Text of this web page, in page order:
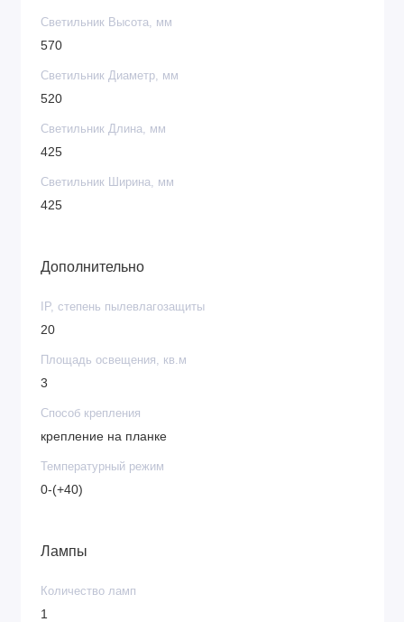
Светильник Высота, мм
570
Светильник Диаметр, мм
520
Светильник Длина, мм
425
Светильник Ширина, мм
425
Дополнительно
IP, степень пылевлагозащиты
20
Площадь освещения, кв.м
3
Способ крепления
крепление на планке
Температурный режим
0-(+40)
Лампы
Количество ламп
1